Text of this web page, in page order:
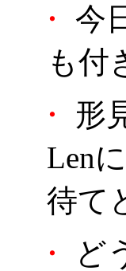
・
今
も付
・
形
Len
待て
・
ど